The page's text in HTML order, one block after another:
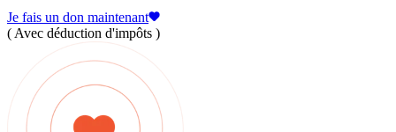
Je fais un don maintenant
( Avec déduction d'impôts )